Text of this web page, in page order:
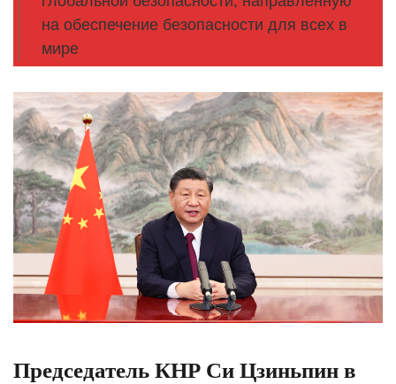
на обеспечение безопасности для всех в
мире
Председатель КНР Си Цзиньпин в